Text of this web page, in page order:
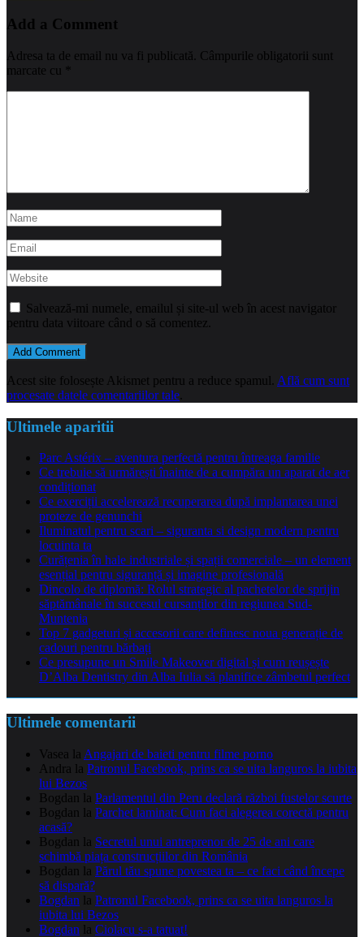
navigation
Add a Comment
Adresa ta de email nu va fi publicată. Câmpurile obligatorii sunt
marcate cu
Salvează-mi numele, emailul și site-ul web în acest navigator
pentru data viitoare când o să comentez.
Acest site folosește Akismet pentru a reduce spamul. Află cum sunt
procesate datele comentariilor tale
Ultimele aparitii
Parc Astérix – aventura perfectă pentru întreaga familie
Ce trebuie să urmărești înainte de a cumpăra un aparat de aer
condiționat
Ce exerciții accelerează recuperarea după implantarea unei
proteze de genunchi
Iluminatul pentru scari – siguranta si design modern pentru
locuinta ta
Curățenia în hale industriale și spații comerciale – un element
esențial pentru siguranță și imagine profesională
Dincolo de diplomă: Rolul strategic al pachetelor de sprijin
săptămânale în succesul cursanților din regiunea Sud-
Muntenia
Top 7 gadgeturi și accesorii care definesc noua generație de
cadouri pentru bărbați
Ce presupune un Smile Makeover digital și cum reușește
D’Alba Dentistry din Alba Iulia să planifice zâmbetul perfect
Ultimele comentarii
Vasea la Angajari de baieti pentru filme porno
Andra la Patronul Facebook, prins ca se uita languros la iubita
lui Bezos
Bogdan la Parlamentul din Peru declară război fustelor scurte
Bogdan la Parchet laminat: Cum faci alegerea corectă pentru
acasă?
Bogdan la Secretul unui antreprenor de 25 de ani care
schimbă piața construcțiilor din România
Bogdan la Părul tău spune povestea ta – ce faci când începe
să dispară?
Bogdan la Patronul Facebook, prins ca se uita languros la
iubita lui Bezos
Bogdan la Ciolacu s-a tatuat!